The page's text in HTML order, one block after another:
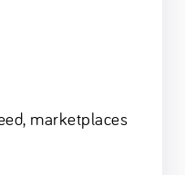
marketplaces